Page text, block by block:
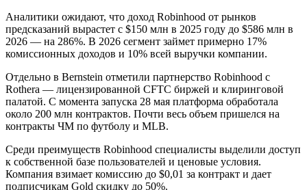
Аналитики ожидают, что доход Robinhood от рынков
предсказаний вырастет с $150 млн в 2025 году до $586 млн в
2026 — на 286%. В 2026 сегмент займет примерно 17%
комиссионных доходов и 10% всей выручки компании.
Отдельно в Bernstein отметили партнерство Robinhood с
Rothera — лицензированной CFTC биржей и клиринговой
палатой. С момента запуска 28 мая платформа обработала
около 200 млн контрактов. Почти весь объем пришелся на
контракты ЧМ по футболу и MLB.
Среди преимуществ Robinhood специалисты выделили доступ
к собственной базе пользователей и ценовые условия.
Компания взимает комиссию до $0,01 за контракт и дает
подписчикам Gold скидку до 50%.